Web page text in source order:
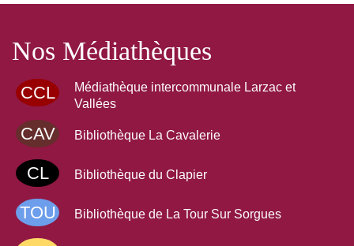
Nos Médiathèques
CCL
Médiathèque intercommunale Larzac et
Vallées
CAV Bibliothèque La Cavalerie
CL Bibliothèque du Clapier
TOU Bibliothèque de La Tour Sur Sorgues